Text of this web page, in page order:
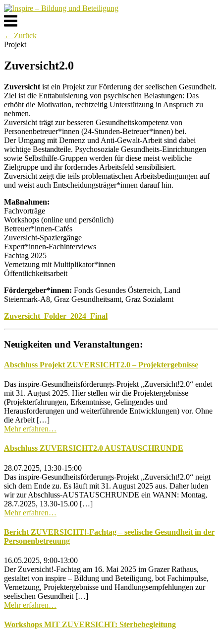
Skip
to
content
Menu
← Zurück
Projekt
Zuversicht2.0
Zuversicht ist ein Projekt zur Förderung der seelischen Gesundheit.
Ziel ist die Enttabuisierung von psychischen Belastungen: Das
erhöht die Motivation, rechtzeitig Unterstützung in Anspruch zu
nehmen.
Zuversicht trägt zur besseren Gesundheitskompetenz von
Personenbetreuer*innen (24-Stunden-Betreuer*innen) bei.
Der Umgang mit Demenz und Anti-Gewalt-Arbeit sind dabei
wichtige Bestandteile. Psychosoziale Gesundheits-Einrichtungen
sowie Selbsthilfe-Gruppen werden für diese meist weibliche
Zielgruppe und ihr forderndes Arbeitsfeld sensibilisiert.
Zuversicht zeigt die teils problematischen Arbeitsbedingungen auf
und weist auch Entscheidungsträger*innen darauf hin.
Maßnahmen:
Fachvorträge
Workshops (online und persönlich)
Betreuer*innen-Cafés
Zuversicht-Spaziergänge
Expert*innen-Fachinterviews
Fachtag 2025
Vernetzung mit Multiplikator*innen
Öffentlichkeitsarbeit
Fördergeber*innen: Fonds Gesundes Österreich, Land
Steiermark-A8, Graz Gesundheitsamt, Graz Sozialamt
Zuversicht_Folder_2024_Final
Neuigkeiten und Veranstaltungen:
Abschluss Projekt ZUVERSICHT2.0 – Projektergebnisse
Das inspire-Gesundheitsförderungs-Projekt „Zuversicht!2.0“ endet
mit 31. August 2025. Hier stellen wir die Projektergebnisse
(Projekterfahrungen, Erkenntnisse, Gelingendes und
Herausforderungen und weiterführende Entwicklungen) vor. Ohne
die Arbeit […]
Mehr erfahren…
Abschluss ZUVERSICHT2.0 AUSTAUSCHRUNDE
28.07.2025, 13:30-15:00
Das inspire-Gesundheitsförderungs-Projekt „Zuversicht!2.0“ neigt
sich dem Ende zu. Es läuft mit 31. August 2025 aus. Daher luden
wir zur Abschluss-AUSTAUSCHRUNDE ein WANN: Montag,
28.7.2025, 13.30-15.00 […]
Mehr erfahren…
Bericht ZUVERSICHT!-Fachtag – seelische Gesundheit in der
Personenbetreuung
16.05.2025, 9:00-13:00
Der Zuversicht!-Fachtag am 16. Mai 2025 im Grazer Rathaus,
gestaltet von inspire – Bildung und Beteiligung, bot Fachimpulse,
Vernetzung, Projektergebnisse und Handlungsempfehlungen zur
seelischen Gesundheit […]
Mehr erfahren…
Workshops MIT ZUVERSICHT: Sterbebegleitung